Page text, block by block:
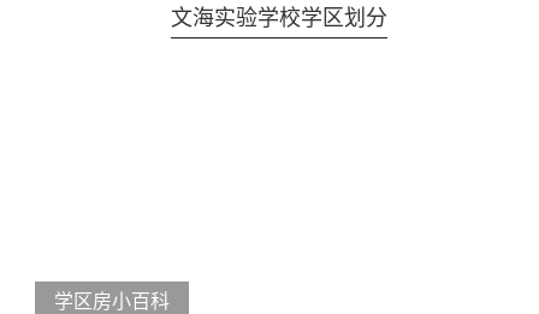
文海实验学校学区划分
学区房小百科